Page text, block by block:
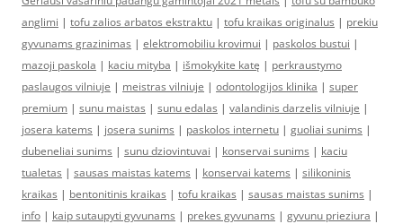
anglimi | tofu zalios arbatos ekstraktu | tofu kraikas originalus | prekiu
gyvunams grazinimas | elektromobiliu krovimui | paskolos bustui |
mazoji paskola | kaciu mityba | išmokykite katę | perkraustymo
paslaugos vilniuje | meistras vilniuje | odontologijos klinika | super
premium | sunu maistas | sunu edalas | valandinis darzelis vilniuje |
josera katems | josera sunims | paskolos internetu | guoliai sunims |
dubeneliai sunims | sunu dziovintuvai | konservai sunims | kaciu
tualetas | sausas maistas katems | konservai katems | silikoninis
kraikas | bentonitinis kraikas | tofu kraikas | sausas maistas sunims |
info | kaip sutaupyti gyvunams | prekes gyvunams | gyvunu prieziura |